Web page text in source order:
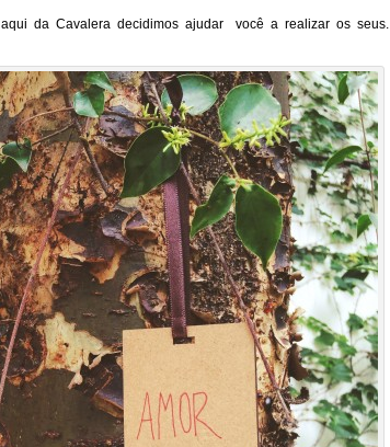
da Cavalera decidimos ajudar você a realizar os seus.